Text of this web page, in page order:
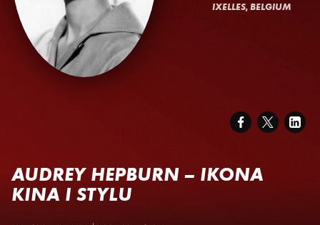
IXELLES, BELGIUM
AUDREY HEPBURN – IKONA
KINA I STYLU